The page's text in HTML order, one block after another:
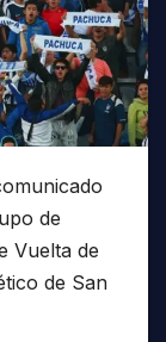
de
Vuelta de
de San